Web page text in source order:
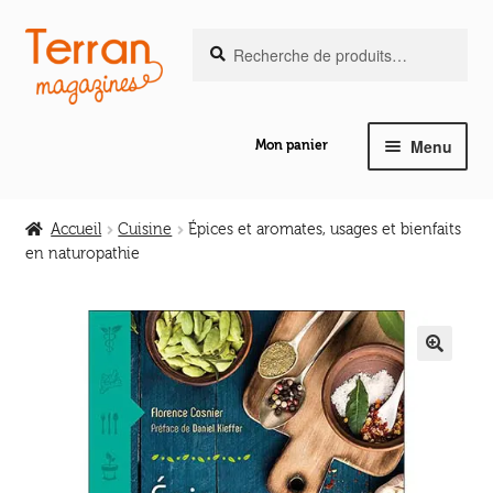
Aller
la
Aller
au
contenu
pour :
Mon panier Menu
le
enfant
Ouvrir
Accueil Cuisine
Épices et aromates, usages et bienfaits
en naturopathie